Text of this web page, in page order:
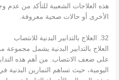
هذه العلاجات الشعبية للتأكد من عدم
الأخرى أو حالات صحية معروفة.
32. العلاج بالتدابير البدنية للانتصاب
العلاج بالتدابير البدنية يشمل مجموعة
على ضعف الانتصاب. من أهم هذه
اليومية، حيث تساهم التمارين البدنية